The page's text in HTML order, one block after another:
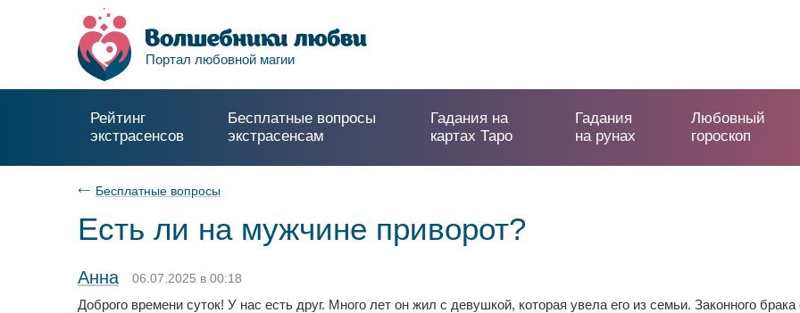
Портал любовной магии
Рейтинг
экстрасенсов
Бесплатные вопросы
экстрасенсам
Гадания на
картах Таро
Гадания
на рунах
Любовный
гороскоп
Бесплатные вопросы
Есть ли на мужчине приворот?
Анна 06.07.2025 в 00:18
Доброго времени суток! У нас есть друг. Много лет он жил с девушкой, которая увела его из семьи. Законного